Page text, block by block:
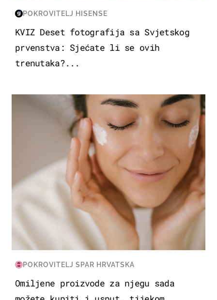
POKROVITELJ HISENSE
KVIZ Deset fotografija sa Svjetskog
prvenstva: Sjećate li se ovih
trenutaka?...
MODA & LJEPOTA
POKROVITELJ SPAR HRVATSKA
Omiljene proizvode za njegu sada